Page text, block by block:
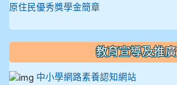
原住民優秀獎學金簡章
教育宣導及推廣
中小學網路素養認知網站